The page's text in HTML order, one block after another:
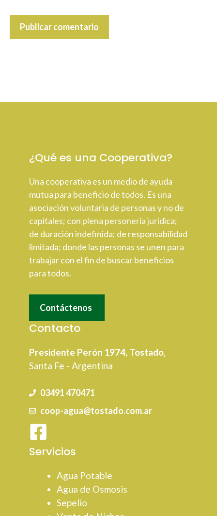
¿Qué es una Cooperativa?
Una cooperativa es un medio de ayuda
mutua para beneficio de todos. Es una
asociación voluntaria de personas y no de
capitales; con plena personería jurídica;
de duración indefinida; de responsabilidad
limitada; donde las personas se unen para
trabajar con el fin de buscar beneficios
para todos.
Contáctenos
Contacto
Presidente Perón 1974, Tostado
Santa Fe - Argentina
03491 470471
coop-agua@tostado.com.ar
Servicios
Agua Potable
Agua de Osmosis
Sepelio